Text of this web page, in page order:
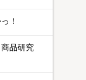
！
品研究